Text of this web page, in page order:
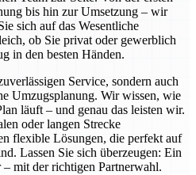
bis hin zur Umsetzung – wir
sich auf das Wesentliche
ob Sie privat oder gewerblich
in den besten Händen.
Service, sondern auch
Umzugsplanung. Wir wissen, wie
läuft – und genau das leisten wir.
oder langen Strecke
flexible Lösungen, die perfekt auf
Lassen Sie sich überzeugen: Ein
mit der richtigen Partnerwahl.